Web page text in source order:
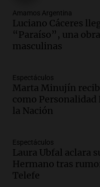
Audio.
Congreso y
oxígeno en
Panorama Federal
y llega avión
brigada aérea
Panorama Federal
Episodios
como
de un docente
Panorama Federal
Episodios
Amamos Argentina
Luciano Cáceres
“Paraíso”, una
masculinas
Espectáculos
Marta Minujín
como Personalidad
la Nación
Espectáculos
Laura Ubfal aclara
Hermano tras
Telefe